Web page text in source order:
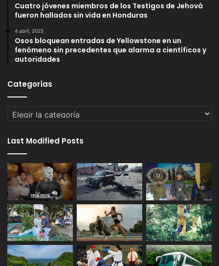
Cuatro jóvenes miembros de los Testigos de Jehová
fueron hallados sin vida en Honduras
4 abril, 2025
Osos bloquean entradas de Yellowstone en un
fenómeno sin precedentes que alarma a científicos y
autoridades
Categorías
Categorías
Last Modified Posts